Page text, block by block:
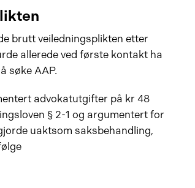
brutt veiledningsplikten etter
allerede ved første kontakt ha
søke AAP.
advokatutgifter på kr 48
§ 2-1 og argumentert for
uaktsom saksbehandling,